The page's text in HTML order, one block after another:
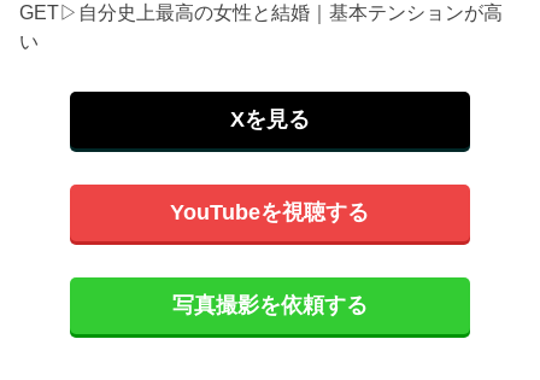
GET▷自分史上最高の女性と結婚｜基本テンションが高
い
Xを見る
YouTubeを視聴する
写真撮影を依頼する